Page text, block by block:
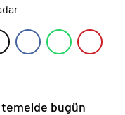
temelde bugün